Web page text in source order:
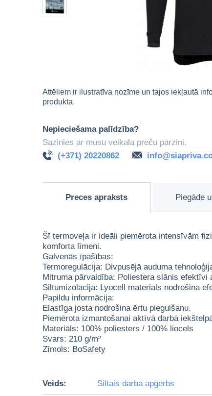
Attēliem ir ilustratīva nozīme un tajos iekļautā
produkta.
Nepieciešama palīdzība?
Sazinies ar mūsu veikala preču pārzini.
(+371) 20220862
Preces apraksts Piegāde
Šī termoveļa ir ideāli piemērota intensīvām
komforta līmeni.
Galvenās īpašības:
Termoregulācija: Divpusējā auduma
Mitruma pārvaldība: Poliestera slānis
Siltumizolācija: Lyocell materiāls nodrošina
Papildu informācija:
Elastīga josta nodrošina ērtu piegulšanu.
Piemērota izmantošanai aktīvā darbā
Materiāls: 100% poliesters / 100% liocels
Svars: 210 g/m²
Zīmols: BoSafety
Veids: Siltais darba apģērbs